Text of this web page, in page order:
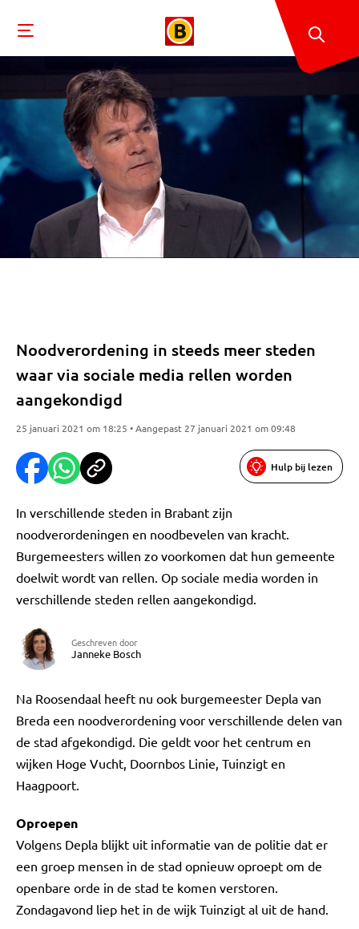
Noodverordening in steeds meer steden
waar via sociale media rellen worden
aangekondigd
25 januari 2021 om 18:25 • Aangepast 27 januari 2021 om 09:48
Hulp bij lezen
In verschillende steden in Brabant zijn
noodverordeningen en noodbevelen van kracht.
Burgemeesters willen zo voorkomen dat hun gemeente
doelwit wordt van rellen. Op sociale media worden in
verschillende steden rellen aangekondigd.
Geschreven door
Janneke Bosch
Na Roosendaal heeft nu ook burgemeester Depla van
Breda een noodverordening voor verschillende delen van
de stad afgekondigd. Die geldt voor het centrum en
wijken Hoge Vucht, Doornbos Linie, Tuinzigt en
Haagpoort.
Oproepen
Volgens Depla blijkt uit informatie van de politie dat er
een groep mensen in de stad opnieuw oproept om de
openbare orde in de stad te komen verstoren.
Zondagavond liep het in de wijk Tuinzigt al uit de hand.